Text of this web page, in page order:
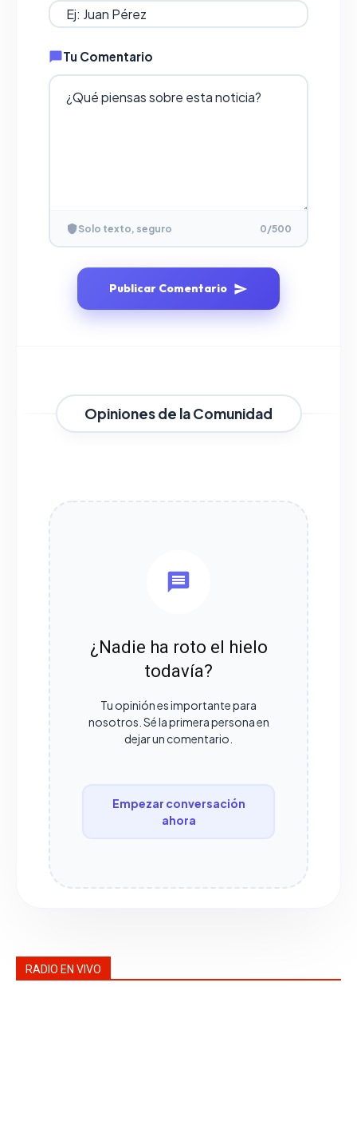
Tu Comentario
Solo texto, seguro 0/500
Publicar Comentario
Opiniones de la Comunidad
¿Nadie ha roto el hielo
todavía?
Tu opinión es importante para
nosotros. Sé la primera persona en
dejar un comentario.
Empezar conversación
ahora
RADIO EN VIVO